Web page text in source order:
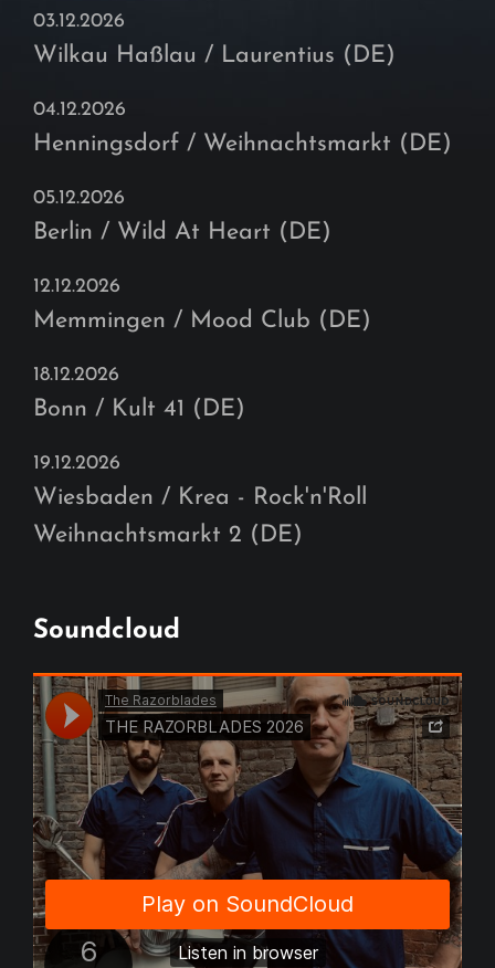
03.12.2026
Wilkau Haßlau / Laurentius (DE)
04.12.2026
Henningsdorf / Weihnachtsmarkt (DE)
05.12.2026
Berlin / Wild At Heart (DE)
12.12.2026
Memmingen / Mood Club (DE)
18.12.2026
Bonn / Kult 41 (DE)
19.12.2026
Wiesbaden / Krea - Rock'n'Roll
Weihnachtsmarkt 2 (DE)
Soundcloud